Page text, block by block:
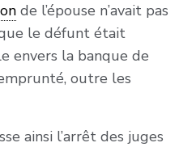
de l’épouse n’avait pas
le défunt était
envers la banque de
outre les
ainsi l’arrêt des juges